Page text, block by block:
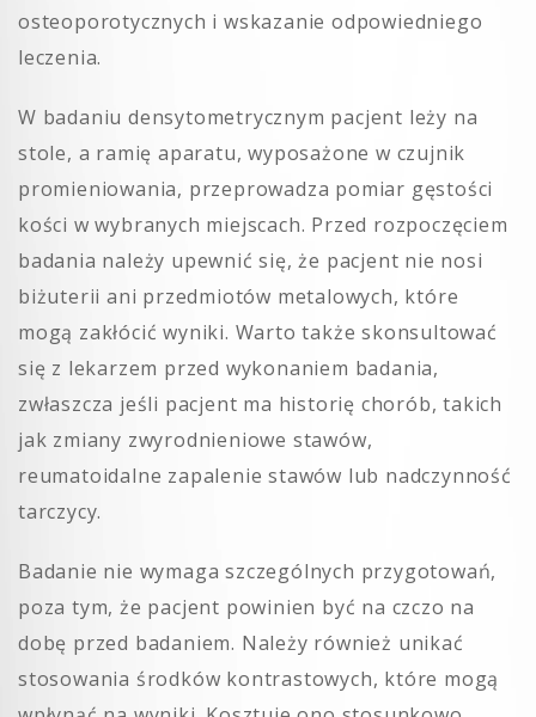
osteoporotycznych i wskazanie odpowiedniego
leczenia.
W badaniu densytometrycznym pacjent leży na
stole, a ramię aparatu, wyposażone w czujnik
promieniowania, przeprowadza pomiar gęstości
kości w wybranych miejscach. Przed rozpoczęciem
badania należy upewnić się, że pacjent nie nosi
biżuterii ani przedmiotów metalowych, które
mogą zakłócić wyniki. Warto także skonsultować
się z lekarzem przed wykonaniem badania,
zwłaszcza jeśli pacjent ma historię chorób, takich
jak zmiany zwyrodnieniowe stawów,
reumatoidalne zapalenie stawów lub nadczynność
tarczycy.
Badanie nie wymaga szczególnych przygotowań,
poza tym, że pacjent powinien być na czczo na
dobę przed badaniem. Należy również unikać
stosowania środków kontrastowych, które mogą